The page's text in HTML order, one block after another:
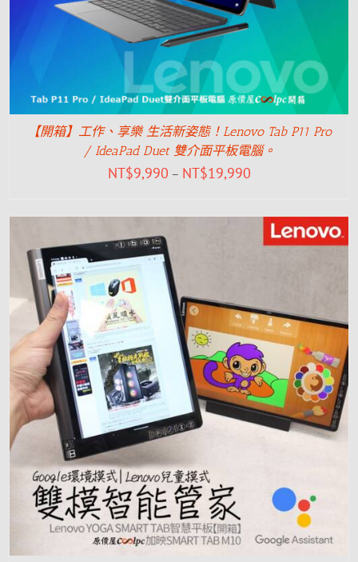
【開箱】工作、享樂 生活新姿態！Lenovo Tab P11 Pro
/ IdeaPad Duet 雙介面平板電腦。
NT$9,990 – NT$19,990